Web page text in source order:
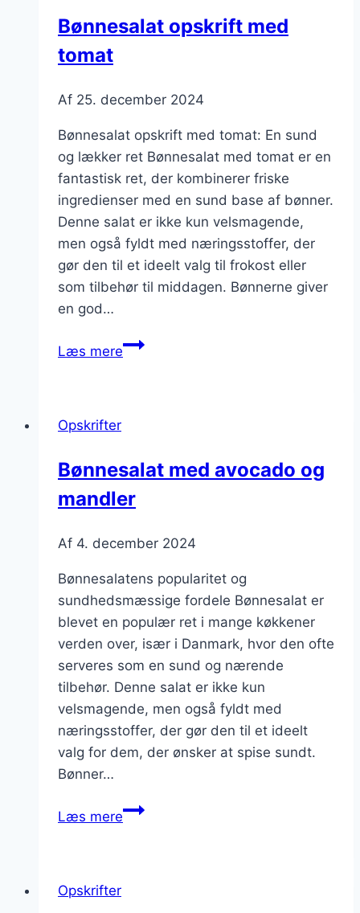
Bønnesalat opskrift med
tomat
Af 25. december 2024
Bønnesalat opskrift med tomat: En sund
og lækker ret Bønnesalat med tomat er en
fantastisk ret, der kombinerer friske
ingredienser med en sund base af bønner.
Denne salat er ikke kun velsmagende,
men også fyldt med næringsstoffer, der
gør den til et ideelt valg til frokost eller
som tilbehør til middagen. Bønnerne giver
en god…
Læs mereBønnesalat
Opskrifter
Bønnesalat med avocado og
mandler
Af 4. december 2024
Bønnesalatens popularitet og
sundhedsmæssige fordele Bønnesalat er
blevet en populær ret i mange køkkener
verden over, især i Danmark, hvor den ofte
serveres som en sund og nærende
tilbehør. Denne salat er ikke kun
velsmagende, men også fyldt med
næringsstoffer, der gør den til et ideelt
valg for dem, der ønsker at spise sundt.
Bønner…
Læs mereBønnesalat
Opskrifter